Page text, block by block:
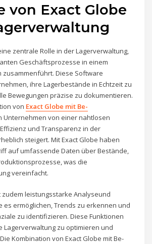
von Exact Globe
zentrale Rolle in der Lagerverwaltung,
Geschäftsprozesse in einem
zusammenführt. Diese Software
ihre Lagerbestände in Echtzeit zu
Bewegungen präzise zu dokumentieren.
von Exact Globe mit Be-
Unternehmen von einer nahtlosen
und Transparenz in der
steigert. Mit Exact Globe haben
auf umfassende Daten über Bestände,
was die
vereinfacht.
leistungsstarke Analyseund
es ermöglichen, Trends zu erkennen und
zu identifizieren. Diese Funktionen
Lagerverwaltung zu optimieren und
Kombination von Exact Globe mit Be-